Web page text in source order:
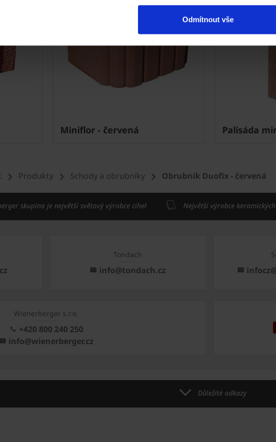
Odmítnout vše
Miniflor - červená Palisáda
Produkty Schody a obrubníky Obrubník Duofix - červená
skupina je největší světový výrobce cihel Největší výrobce
Tondach
info@tondach.cz
Wienerberger s.r.o.
+420 800 240 250
info@wienerberger.cz
Důležité odkazy